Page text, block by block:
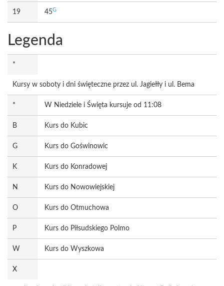
19 45G
Legenda
*
Kursy w soboty i dni święteczne przez ul. Jagiełły i ul. Bema
* W Niedziele i Święta kursuje od 11:08
B Kurs do Kubic
G Kurs do Goświnowic
K Kurs do Konradowej
N Kurs do Nowowiejskiej
O Kurs do Otmuchowa
P Kurs do Piłsudskiego Polmo
W Kurs do Wyszkowa
X